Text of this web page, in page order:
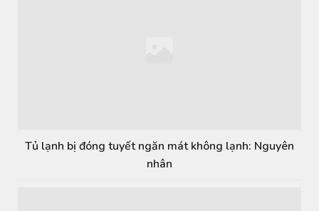
Tủ lạnh bị đóng tuyết ngăn mát không lạnh: Nguyên
nhân